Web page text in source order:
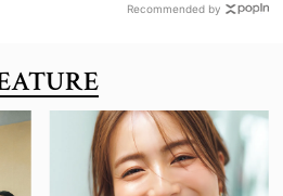
Recommended by